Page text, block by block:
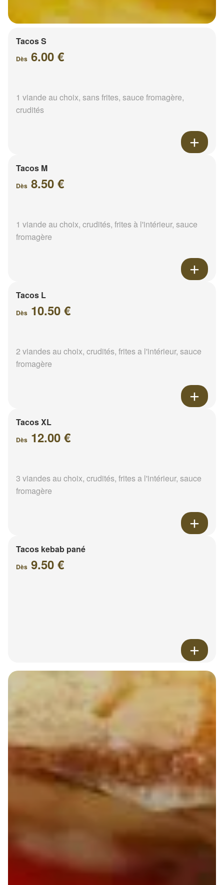
Tacos S
Dès 6.00 €
1 viande au choix, sans frites, sauce fromagère,
crudités
Tacos M
Dès 8.50 €
1 viande au choix, crudités, frites à l'intérieur, sauce
fromagère
Tacos L
Dès 10.50 €
2 viandes au choix, crudités, frites a l'intérieur, sauce
fromagère
Tacos XL
Dès 12.00 €
3 viandes au choix, crudités, frites a l'intérieur, sauce
fromagère
Tacos kebab pané
Dès 9.50 €